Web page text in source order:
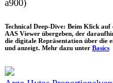
a900)
Technical Deep-Dive: Beim Klick
AAS Viewer übergeben, der
die digitale Repräsentation über die
und anzeigt. Mehr dazu unter Basics